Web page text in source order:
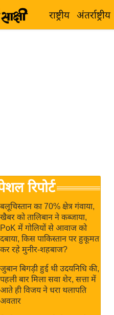
राष्ट्रीय अंतर्राष्ट्रीय
रिपोर्ट
बलूचिस्तान का 70% क्षेत्र गंवाया,
खैबर को तालिबान ने कब्जाया,
PoK में गोलियों से आवाज को
दबाया, किस पाकिस्तान पर हुकूमत
कर रहे मुनीर-शहबाज?
जुबान बिगड़ी हुई थी उदयनिधि की,
पहली बार मिला सवा शेर, सत्ता में
आते ही विजय ने धरा थलापति
अवतार